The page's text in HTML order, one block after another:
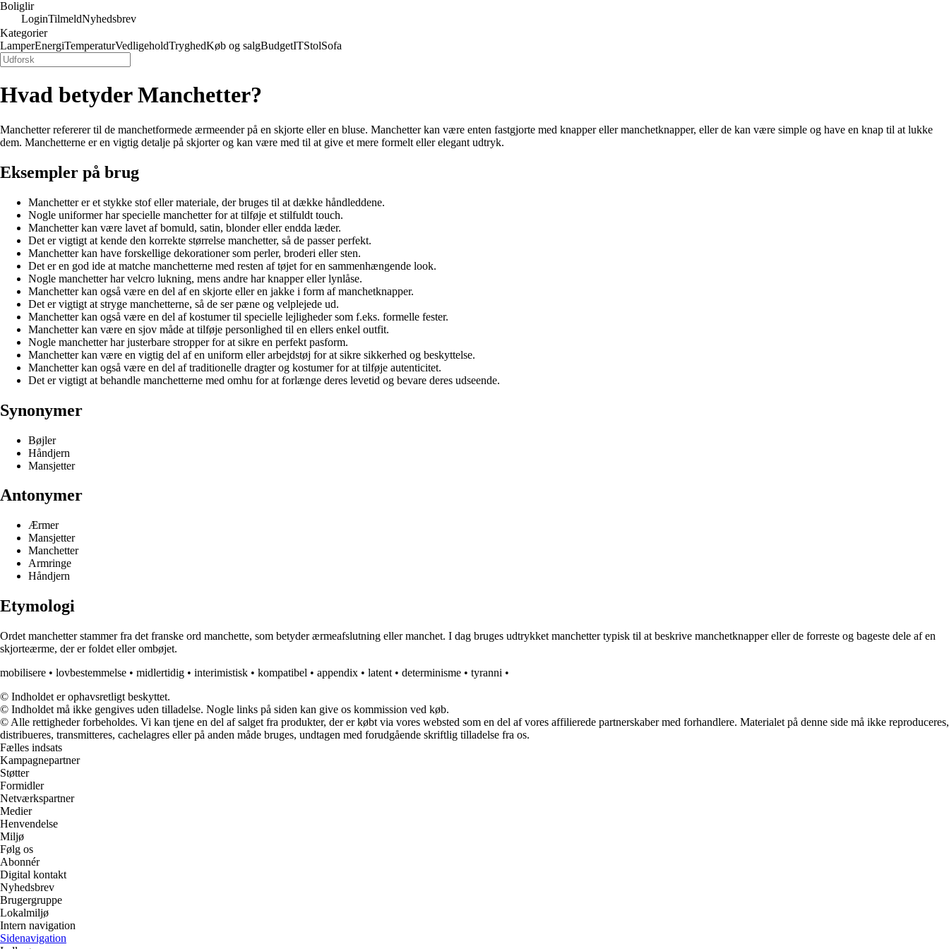
Boliglir
LoginTilmeldNyhedsbrev
Kategorier
LamperEnergiTemperaturVedligeholdTryghedKøb og salgBudgetITStolSofa
Hvad betyder Manchetter?
Manchetter refererer til de manchetformede ærmeender på en skjorte eller en bluse. Manchetter kan være enten fastgjorte med knapper eller manchetknapper, eller de kan være simple og have en knap til at lukke
dem. Manchetterne er en vigtig detalje på skjorter og kan være med til at give et mere formelt eller elegant udtryk.
Eksempler på brug
Manchetter er et stykke stof eller materiale, der bruges til at dække håndleddene.
Nogle uniformer har specielle manchetter for at tilføje et stilfuldt touch.
Manchetter kan være lavet af bomuld, satin, blonder eller endda læder.
Det er vigtigt at kende den korrekte størrelse manchetter, så de passer perfekt.
Manchetter kan have forskellige dekorationer som perler, broderi eller sten.
Det er en god ide at matche manchetterne med resten af tøjet for en sammenhængende look.
Nogle manchetter har velcro lukning, mens andre har knapper eller lynlåse.
Manchetter kan også være en del af en skjorte eller en jakke i form af manchetknapper.
Det er vigtigt at stryge manchetterne, så de ser pæne og velplejede ud.
Manchetter kan også være en del af kostumer til specielle lejligheder som f.eks. formelle fester.
Manchetter kan være en sjov måde at tilføje personlighed til en ellers enkel outfit.
Nogle manchetter har justerbare stropper for at sikre en perfekt pasform.
Manchetter kan være en vigtig del af en uniform eller arbejdstøj for at sikre sikkerhed og beskyttelse.
Manchetter kan også være en del af traditionelle dragter og kostumer for at tilføje autenticitet.
Det er vigtigt at behandle manchetterne med omhu for at forlænge deres levetid og bevare deres udseende.
Synonymer
Bøjler
Håndjern
Mansjetter
Antonymer
Ærmer
Mansjetter
Manchetter
Armringe
Håndjern
Etymologi
Ordet manchetter stammer fra det franske ord manchette, som betyder ærmeafslutning eller manchet. I dag bruges udtrykket manchetter typisk til at beskrive manchetknapper eller de forreste og bageste dele af en
skjorteærme, der er foldet eller ombøjet.
mobilisere • lovbestemmelse • midlertidig • interimistisk • kompatibel • appendix • latent • determinisme • tyranni •
© Indholdet er ophavsretligt beskyttet.
© Indholdet må ikke gengives uden tilladelse. Nogle links på siden kan give os kommission ved køb.
© Alle rettigheder forbeholdes. Vi kan tjene en del af salget fra produkter, der er købt via vores websted som en del af vores affilierede partnerskaber med forhandlere. Materialet på denne side må ikke reproduceres,
distribueres, transmitteres, cachelagres eller på anden måde bruges, undtagen med forudgående skriftlig tilladelse fra os.
Fælles indsats
Kampagnepartner
Støtter
Formidler
Netværkspartner
Medier
Henvendelse
Miljø
Følg os
Abonnér
Digital kontakt
Nyhedsbrev
Brugergruppe
Lokalmiljø
Intern navigation
Sidenavigation